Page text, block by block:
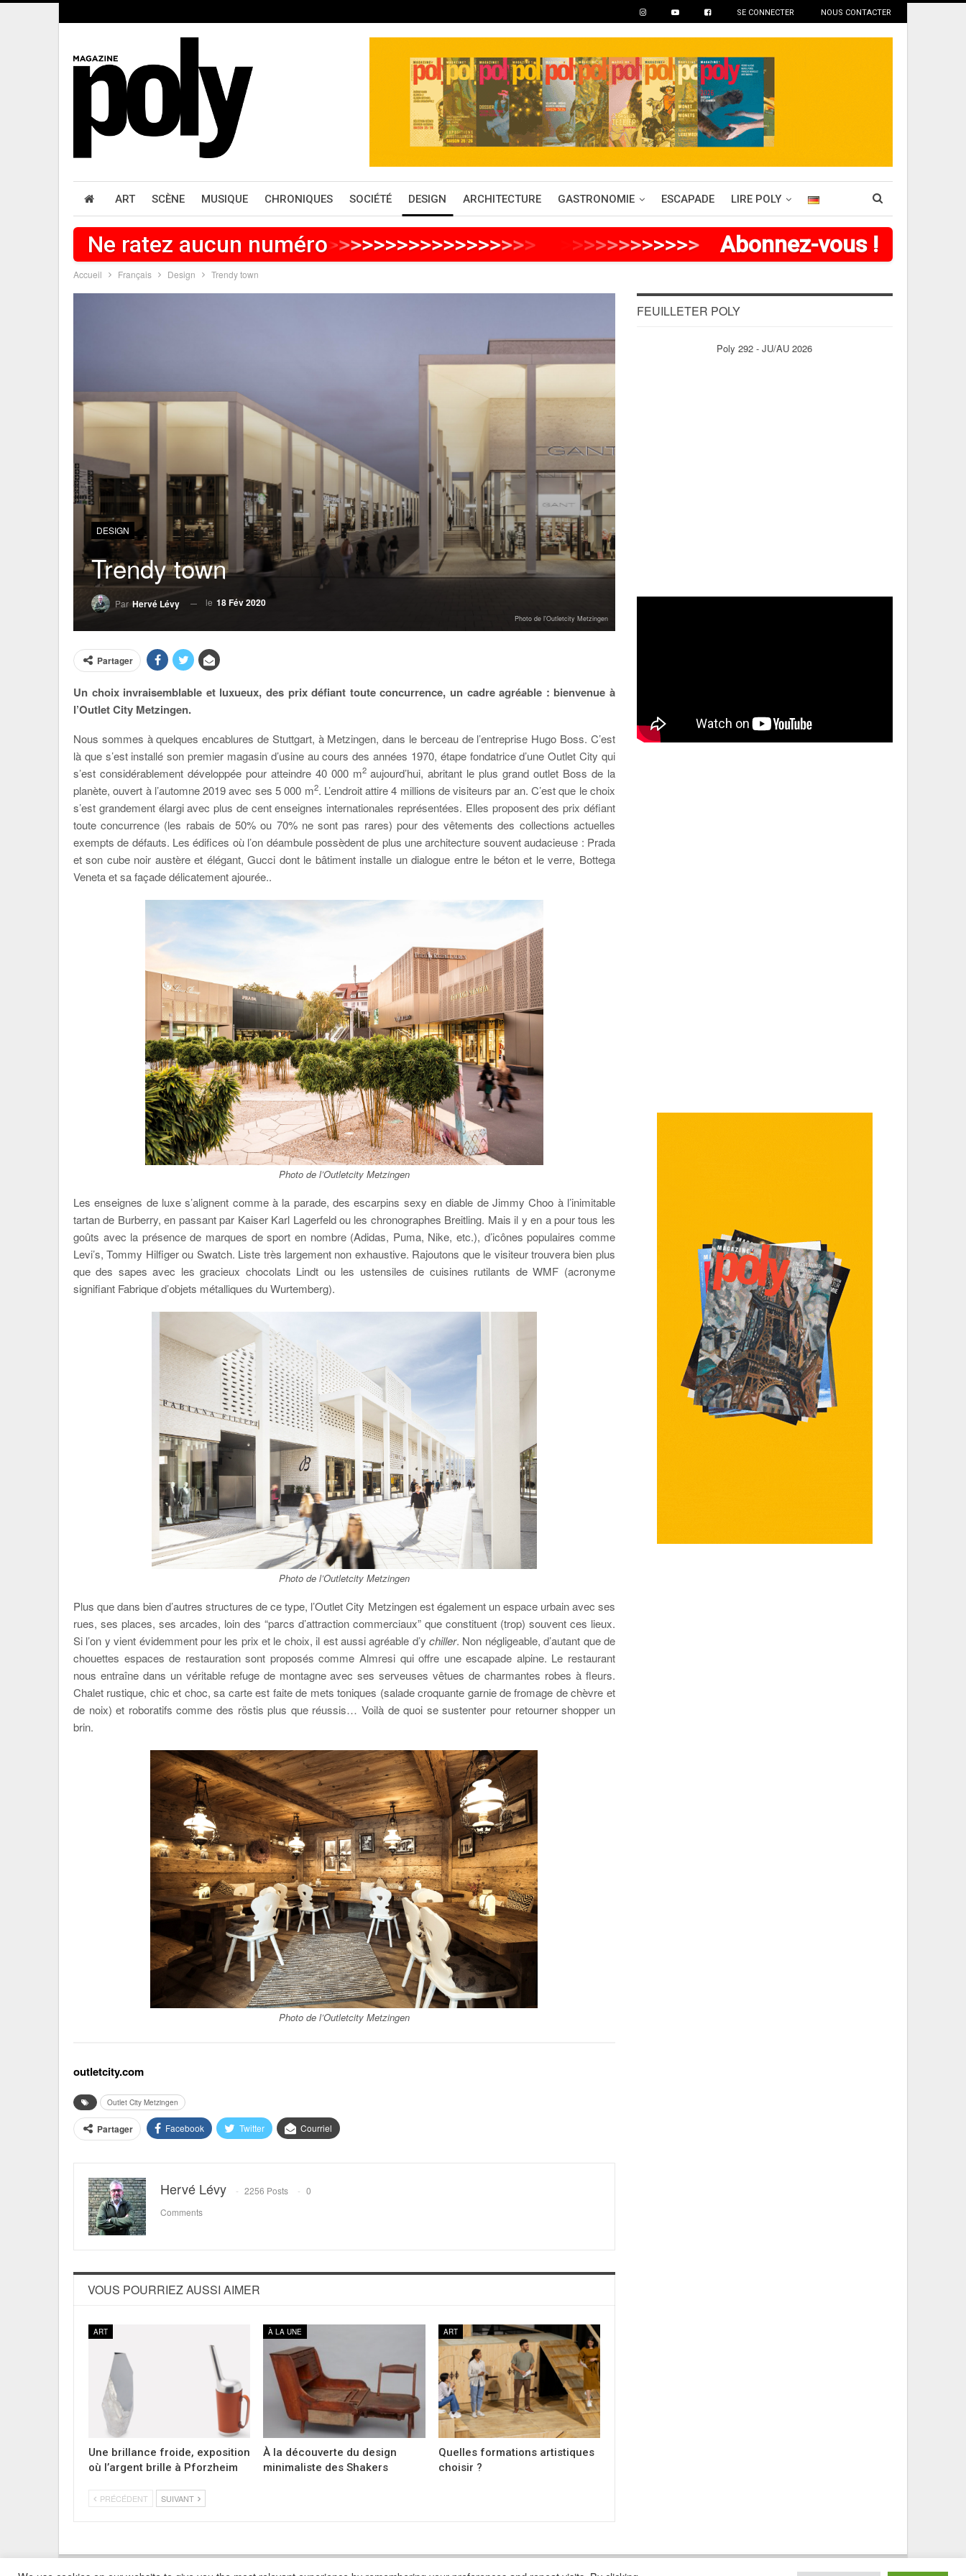
SE CONNECTER NOUS CONTACTER
ART SCÈNE MUSIQUE CHRONIQUES SOCIÉTÉ DESIGN ARCHITECTURE GASTRONOMIE ESCAPADE LIRE POLY
Ne ratez aucun numéro >>>>>>>>>>>>>>>>>> >>>>>>>>>> Abonnez-vous !
Accueil Français Design Trendy town
DESIGN
Trendy town
Par Hervé Lévy le 18 Fév 2020
Photo de l'Outletcity Metzingen
Partager
Un choix invraisemblable et luxueux, des prix défiant toute concurrence, un cadre agréable : bienvenue à
l’Outlet City Metzingen.
Nous sommes à quelques encablures de Stuttgart, à Metzingen, dans le berceau de l’entreprise Hugo Boss. C’est
là que s’est installé son premier magasin d’usine au cours des années 1970, étape fondatrice d’une Outlet City qui
s’est considérablement développée pour atteindre 40 000 m2aujourd’hui, abritant le plus grand outlet Boss de la
planète, ouvert à l’automne 2019 avec ses 5 000 m2. L’endroit attire 4 millions de visiteurs par an. C’est que le choix
s’est grandement élargi avec plus de cent enseignes internationales représentées. Elles proposent des prix défiant
toute concurrence (les rabais de 50% ou 70% ne sont pas rares) pour des vêtements des collections actuelles
exempts de défauts. Les édifices où l’on déambule possèdent de plus une architecture souvent audacieuse : Prada
et son cube noir austère et élégant, Gucci dont le bâtiment installe un dialogue entre le béton et le verre, Bottega
Veneta et sa façade délicatement ajourée..
Photo de l’Outletcity Metzingen
Les enseignes de luxe s’alignent comme à la parade, des escarpins sexy en diable de Jimmy Choo à l’inimitable
tartan de Burberry, en passant par Kaiser Karl Lagerfeld ou les chronographes Breitling. Mais il y en a pour tous les
goûts avec la présence de marques de sport en nombre (Adidas, Puma, Nike, etc.), d’icônes populaires comme
Levi’s, Tommy Hilfiger ou Swatch. Liste très largement non exhaustive. Rajoutons que le visiteur trouvera bien plus
que des sapes avec les gracieux chocolats Lindt ou les ustensiles de cuisines rutilants de WMF (acronyme
signifiant Fabrique d’objets métalliques du Wurtemberg).
Photo de l’Outletcity Metzingen
Plus que dans bien d’autres structures de ce type, l’Outlet City Metzingen est également un espace urbain avec ses
rues, ses places, ses arcades, loin des “parcs d’attraction commerciaux” que constituent (trop) souvent ces lieux.
Si l’on y vient évidemment pour les prix et le choix, il est aussi agréable d’ychiller. Non négligeable, d’autant que de
chouettes espaces de restauration sont proposés comme Almresi qui offre une escapade alpine. Le restaurant
nous entraîne dans un véritable refuge de montagne avec ses serveuses vêtues de charmantes robes à fleurs.
Chalet rustique, chic et choc, sa carte est faite de mets toniques (salade croquante garnie de fromage de chèvre et
de noix) et roboratifs comme des röstis plus que réussis… Voilà de quoi se sustenter pour retourner shopper un
brin.
Photo de l’Outletcity Metzingen
outletcity.com
Outlet City Metzingen
Partager Facebook Twitter Courriel
Hervé Lévy 2256 Posts
0
Comments
VOUS POURRIEZ AUSSI AIMER
ART
Une brillance froide, exposition
où l’argent brille à Pforzheim
À LA UNE
À la découverte du design
minimaliste des Shakers
ART
Quelles formations artistiques
choisir ?
PRÉCÉDENT SUIVANT
FEUILLETER POLY
Poly 292 - JU/AU 2026